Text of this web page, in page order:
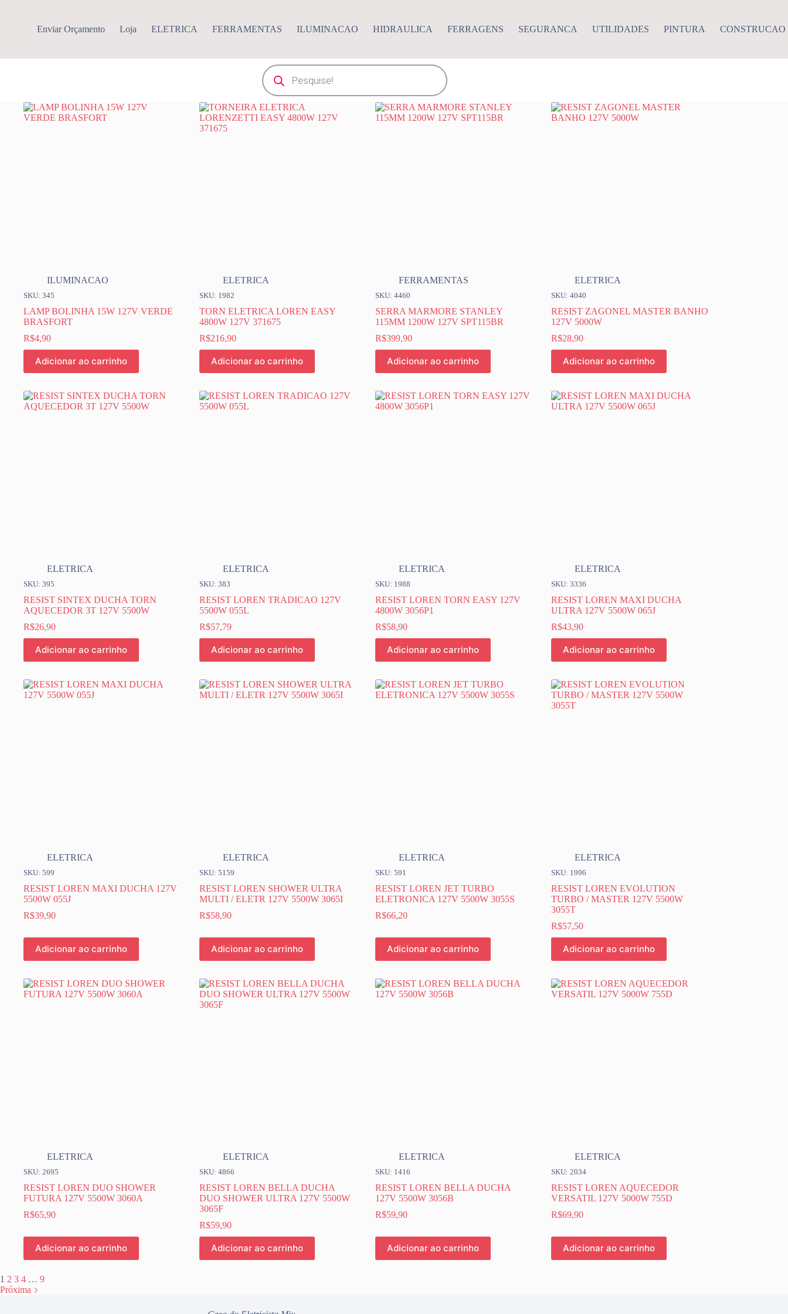
Enviar Orçamento Loja ELETRICA FERRAMENTAS ILUMINACAO HIDRAULICA FERRAGENS SEGURANCA UTILIDADES PINTURA CONSTRUCAO
Pesquisar
produtos
ILUMINACAO
SKU: 345
LAMP BOLINHA 15W 127V VERDE
BRASFORT
R$4,90
Adicionar ao carrinho
ELETRICA
SKU: 1982
TORN ELETRICA LOREN EASY
4800W 127V 371675
R$216,90
Adicionar ao carrinho
FERRAMENTAS
SKU: 4460
SERRA MARMORE STANLEY
115MM 1200W 127V SPT115BR
R$399,90
Adicionar ao carrinho
ELETRICA
SKU: 4040
RESIST ZAGONEL MASTER BANHO
127V 5000W
R$28,90
Adicionar ao carrinho
ELETRICA
SKU: 395
RESIST SINTEX DUCHA TORN
AQUECEDOR 3T 127V 5500W
R$26,90
Adicionar ao carrinho
ELETRICA
SKU: 383
RESIST LOREN TRADICAO 127V
5500W 055L
R$57,79
Adicionar ao carrinho
ELETRICA
SKU: 1988
RESIST LOREN TORN EASY 127V
4800W 3056P1
R$58,90
Adicionar ao carrinho
ELETRICA
SKU: 3336
RESIST LOREN MAXI DUCHA
ULTRA 127V 5500W 065J
R$43,90
Adicionar ao carrinho
ELETRICA
SKU: 599
RESIST LOREN MAXI DUCHA 127V
5500W 055J
R$39,90
Adicionar ao carrinho
ELETRICA
SKU: 5159
RESIST LOREN SHOWER ULTRA
MULTI / ELETR 127V 5500W 3065I
R$58,90
Adicionar ao carrinho
ELETRICA
SKU: 591
RESIST LOREN JET TURBO
ELETRONICA 127V 5500W 3055S
R$66,20
Adicionar ao carrinho
ELETRICA
SKU: 1996
RESIST LOREN EVOLUTION
TURBO / MASTER 127V 5500W
3055T
R$57,50
Adicionar ao carrinho
ELETRICA
SKU: 2695
RESIST LOREN DUO SHOWER
FUTURA 127V 5500W 3060A
R$65,90
Adicionar ao carrinho
ELETRICA
SKU: 4866
RESIST LOREN BELLA DUCHA
DUO SHOWER ULTRA 127V 5500W
3065F
R$59,90
Adicionar ao carrinho
ELETRICA
SKU: 1416
RESIST LOREN BELLA DUCHA
127V 5500W 3056B
R$59,90
Adicionar ao carrinho
ELETRICA
SKU: 2034
RESIST LOREN AQUECEDOR
VERSATIL 127V 5000W 755D
R$69,90
Adicionar ao carrinho
1 2 3 4 … 9
Próxima